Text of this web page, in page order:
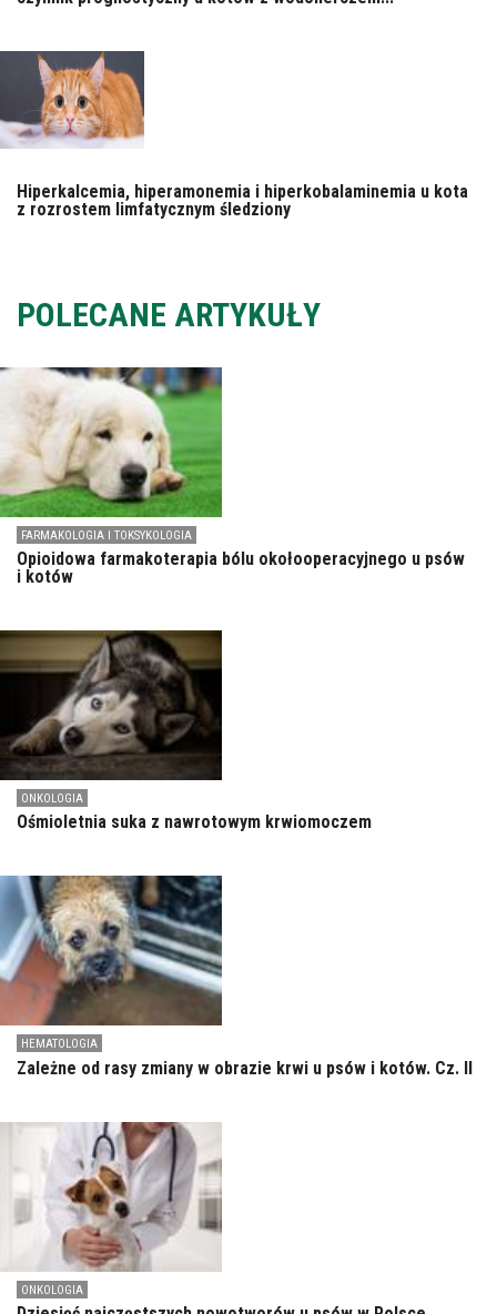
Hiperkalcemia, hiperamonemia i hiperkobalaminemia u kota
z rozrostem limfatycznym śledziony
POLECANE ARTYKUŁY
FARMAKOLOGIA I TOKSYKOLOGIA
Opioidowa farmakoterapia bólu okołooperacyjnego u psów
i kotów
ONKOLOGIA
Ośmioletnia suka z nawrotowym krwiomoczem
HEMATOLOGIA
Zależne od rasy zmiany w obrazie krwi u psów i kotów. Cz. II
ONKOLOGIA